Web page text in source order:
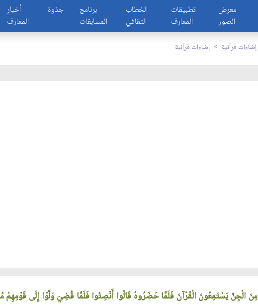
أخبار
المعارف
جذوة
برنامج
المسابقات
الخطاب
الثقافي
تطبيقات
المعارف
معرض
الصور
إضاءات قرآنية إضاءات قرآنية